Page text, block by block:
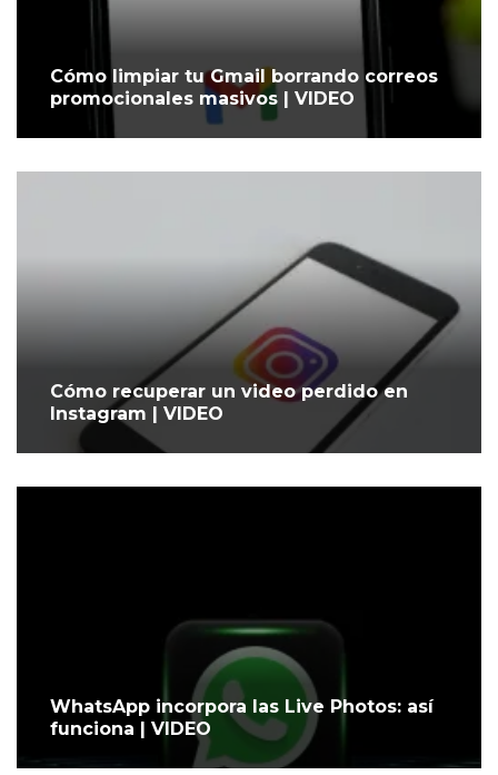
Cómo limpiar tu Gmail borrando correos
promocionales masivos | VIDEO
Cómo recuperar un video perdido en
Instagram | VIDEO
WhatsApp incorpora las Live Photos: así
funciona | VIDEO